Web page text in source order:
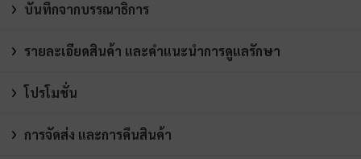
บันทึกจากบรรณาธิการ
รายละเอียดสินค้า และคำแนะนำการดูแลรักษา
โปรโมชั่น
การจัดส่ง และการคืนสินค้า